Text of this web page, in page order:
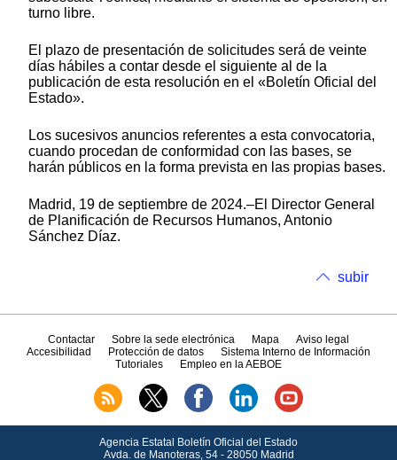
turno libre.
El plazo de presentación de solicitudes será de veinte
días hábiles a contar desde el siguiente al de la
publicación de esta resolución en el «Boletín Oficial del
Estado».
Los sucesivos anuncios referentes a esta convocatoria,
cuando procedan de conformidad con las bases, se
harán públicos en la forma prevista en las propias bases.
Madrid, 19 de septiembre de 2024.–El Director General
de Planificación de Recursos Humanos, Antonio
Sánchez Díaz.
subir
Contactar Sobre la sede electrónica Mapa
Aviso legal
Accesibilidad
Protección de datos
Sistema Interno de Información
Tutoriales
Empleo en la AEBOE
Agencia Estatal Boletín Oficial del Estado
Avda. de Manoteras, 54 - 28050 Madrid